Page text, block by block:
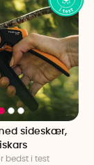
sideskær,
bedst i test